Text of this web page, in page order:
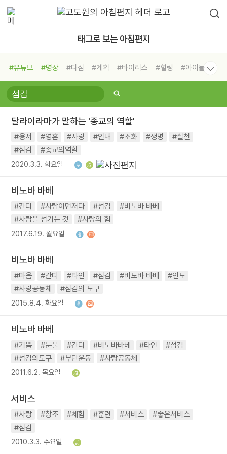
태그로 보는 아침편지
#유튜브 #명상 #다짐 #계획 #바이러스 #힐링
#아이들
#비전캠프
#독서캠프 #삶
#희망
#나눔 #친구 #링컨학교
#독서
#건강 #면역력
달라이라마가 말하는 '종교의 역할'
#용서 #영혼 #사랑 #인내 #조화 #생명
#실천
#섬김
#종교의역할
2020.3.3. 화요일
비노바 바베
#간디 #사람이먼저다 #섬김
#비노바 바베
#사람을 섬기는 것
#사랑의 힘
2017.6.19. 월요일
비노바 바베
#마음 #간디 #타인 #섬김 #비노바 바베
#인도
#사랑공동체
#섬김의 도구
2015.8.4. 화요일
비노바 바베
#기쁨 #눈물 #간디 #비노바바베 #타인
#섬김
#섬김의도구
#부단운동 #사랑공동체
2011.6.2. 목요일
서비스
#사랑 #창조 #체험 #훈련 #서비스
#좋은서비스
#섬김
2010.3.3. 수요일